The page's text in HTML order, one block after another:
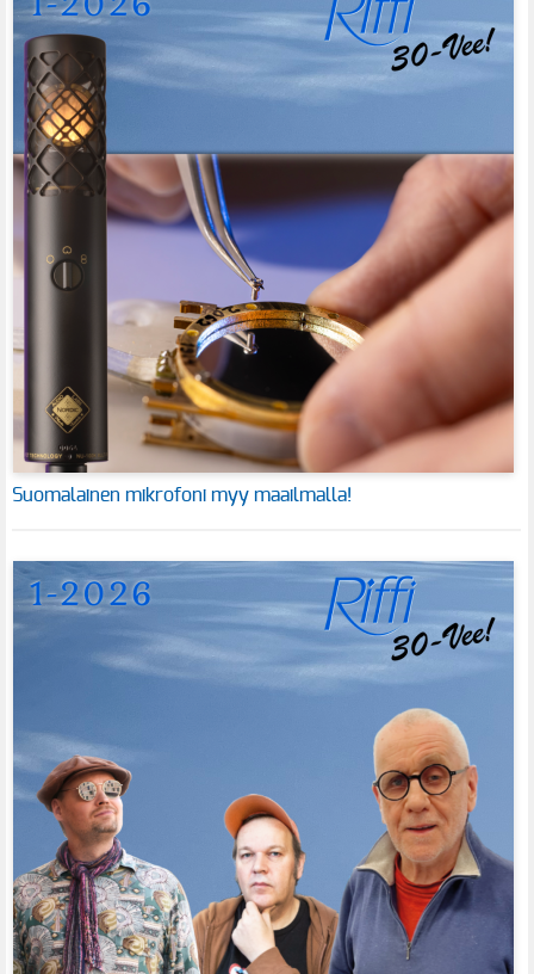
Suomalainen mikrofoni myy maailmalla!